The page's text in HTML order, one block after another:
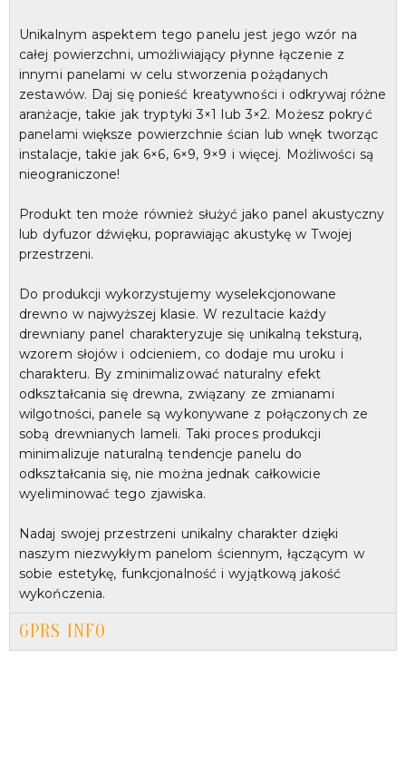
Unikalnym aspektem tego panelu jest jego wzór na
całej powierzchni, umożliwiający płynne łączenie z
innymi panelami w celu stworzenia pożądanych
zestawów. Daj się ponieść kreatywności i odkrywaj różne
aranżacje, takie jak tryptyki 3×1 lub 3×2. Możesz pokryć
panelami większe powierzchnie ścian lub wnęk tworząc
instalacje, takie jak 6×6, 6×9, 9×9 i więcej. Możliwości są
nieograniczone!
Produkt ten może również służyć jako panel akustyczny
lub dyfuzor dźwięku, poprawiając akustykę w Twojej
przestrzeni.
Do produkcji wykorzystujemy wyselekcjonowane
drewno w najwyższej klasie. W rezultacie każdy
drewniany panel charakteryzuje się unikalną teksturą,
wzorem słojów i odcieniem, co dodaje mu uroku i
charakteru. By zminimalizować naturalny efekt
odkształcania się drewna, związany ze zmianami
wilgotności, panele są wykonywane z połączonych ze
sobą drewnianych lameli. Taki proces produkcji
minimalizuje naturalną tendencje panelu do
odkształcania się, nie można jednak całkowicie
wyeliminować tego zjawiska.
Nadaj swojej przestrzeni unikalny charakter dzięki
naszym niezwykłym panelom ściennym, łączącym w
sobie estetykę, funkcjonalność i wyjątkową jakość
wykończenia.
GPRS INFO